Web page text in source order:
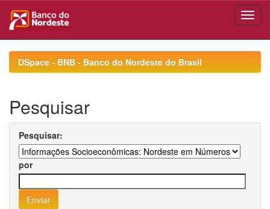
navigationDSpace - BNB - Banco do Nordeste do Brasil
Pesquisar
Pesquisar:
por